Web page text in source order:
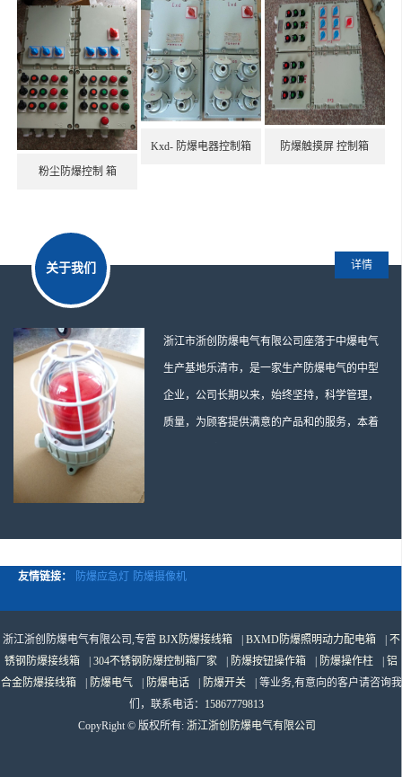
防爆启动器
不锈钢防爆接线箱
BNG防爆挠性连接管
防爆接线盒
粉尘防爆控制 箱
Kxd- 防爆电器控制箱 防爆触摸屏 控制箱
关于我们
浙江市浙创防爆电气有限公司座落于中爆电气
生产基地乐清市，是一家生产防爆电气的中型
企业，公司长期以来，始终坚持，科学管理，
质量，为顾客提供满意的产品和的服务，本着
户的青眯，销售网络遍布全国各地及东南亚，
非洲，中东，大洋州等60多个国家和地区，并
初步建立起以为总部的营销体系。 生产：防爆
电气，BXMD系列防爆照明动力配电箱，BJX
防爆接线箱，BKX防爆控制箱，防爆检修电源
箱，防爆开关箱，不锈钢防爆箱，201/304/316
详情
友情链接： 防爆应急灯 防爆摄像机
浙江浙创防爆电气有限公司,专营 BJX防爆接线箱 | BXMD防爆照明动力配电箱 | 不
锈钢防爆接线箱
| 304不锈钢防爆控制箱厂家 | 防爆按钮操作箱 | 防爆操作柱 | 铝
合金防爆接线箱
| 防爆电气 | 防爆电话 | 防爆开关
| 等业务,有意向的客户请咨询我
们，联系电话： 15867779813
CopyRight © 版权所有: 浙江浙创防爆电气有限公司